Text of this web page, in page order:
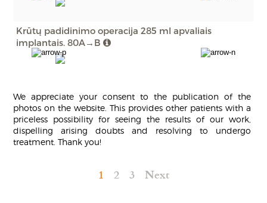
Krūtų padidinimo operacija 285 ml apvaliais
implantais. 80A→B
We appreciate your consent to the publication of the
photos on the website. This provides other patients with a
priceless possibility for seeing the results of our work,
dispelling arising doubts and resolving to undergo
treatment. Thank you!
1 2 3 Next